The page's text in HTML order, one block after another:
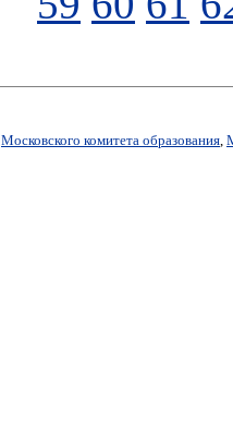
Московского комитета образования,